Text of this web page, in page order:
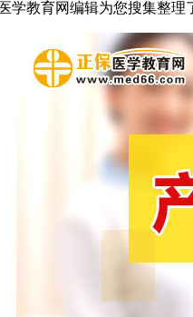
教育网编辑为您搜集整理